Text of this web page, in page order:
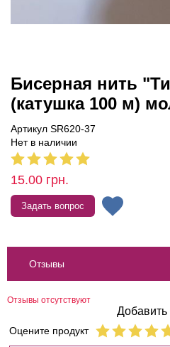
Бисерная нить
(катушка 100 м)
Артикул SR620-37
Нет в наличии
15.00 грн.
Задать вопрос
Отзывы
Отзывы отсутствуют
Добавить
Оцените продукт